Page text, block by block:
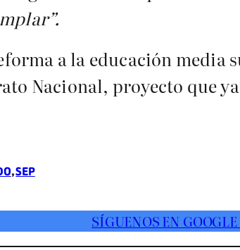
a la educación media
Nacional, proyecto que ya
, SEP
SÍGUENOS EN